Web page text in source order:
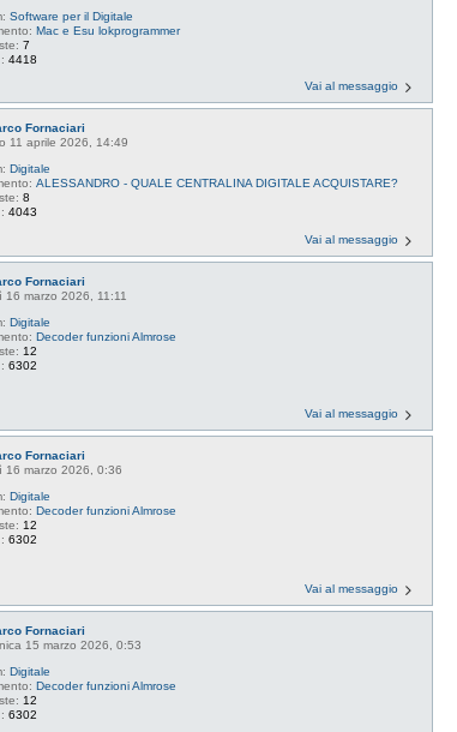
Software per il Digitale
Mac e Esu lokprogrammer
7
:4418
Vai al messaggio
Fornaciari
11 aprile 2026, 14:49
Digitale
ALESSANDRO - QUALE CENTRALINA DIGITALE ACQUISTARE?
8
:4043
Vai al messaggio
Fornaciari
16 marzo 2026, 11:11
Digitale
Decoder funzioni Almrose
12
:6302
Vai al messaggio
Fornaciari
16 marzo 2026, 0:36
Digitale
Decoder funzioni Almrose
12
:6302
Vai al messaggio
Fornaciari
15 marzo 2026, 0:53
Digitale
Decoder funzioni Almrose
12
:6302